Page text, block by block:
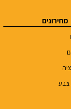
מחירונים
צבע